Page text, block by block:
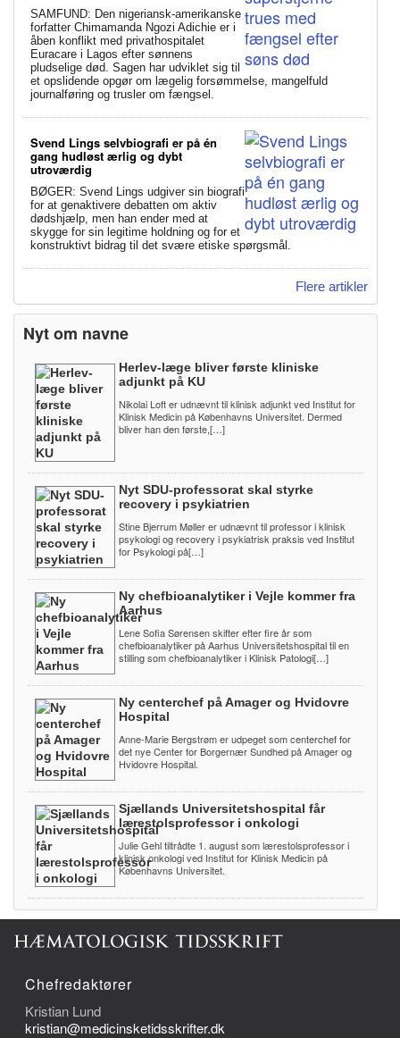
SAMFUND: Den nigeriansk-amerikanske
forfatter Chimamanda Ngozi Adichie er i
åben konflikt med privathospitalet
Euracare i Lagos efter sønnens
pludselige død. Sagen har udviklet sig til
et opslidende opgør om lægelig forsømmelse, mangelfuld
journalføring og trusler om fængsel.
Svend Lings selvbiografi er på én
gang hudløst ærlig og dybt
utroværdig
BØGER: Svend Lings udgiver sin biografi
for at genaktivere debatten om aktiv
dødshjælp, men han ender med at
skygge for sin legitime holdning og for et
konstruktivt bidrag til det svære etiske spørgsmål.
Flere artikler
Nyt om navne
Herlev-læge bliver første kliniske
adjunkt på KU
Nikolai Loft er udnævnt til klinisk adjunkt ved Institut for
Klinisk Medicin på Københavns Universitet. Dermed
bliver han den første,[…]
Nyt SDU-professorat skal styrke
recovery i psykiatrien
Stine Bjerrum Møller er udnævnt til professor i klinisk
psykologi og recovery i psykiatrisk praksis ved Institut
for Psykologi på[…]
Ny chefbioanalytiker i Vejle kommer fra
Aarhus
Lene Sofia Sørensen skifter efter fire år som
chefbioanalytiker på Aarhus Universitetshospital til en
stilling som chefbioanalytiker i Klinisk Patologi[…]
Ny centerchef på Amager og Hvidovre
Hospital
Anne-Marie Bergstrøm er udpeget som centerchef for
det nye Center for Borgernær Sundhed på Amager og
Hvidovre Hospital.
Sjællands Universitetshospital får
lærestolsprofessor i onkologi
Julie Gehl tiltrådte 1. august som lærestolsprofessor i
klinisk onkologi ved Institut for Klinisk Medicin på
Københavns Universitet.
Chefredaktører
Kristian Lund
kristian@medicinsketidsskrifter.dk